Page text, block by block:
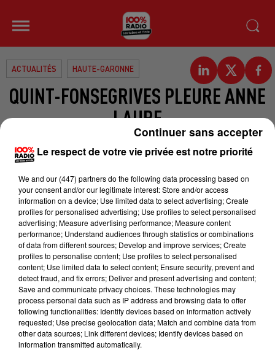
ACTUALITÉS HAUTE-GARONNE
QUINT-FONSEGRIVES PLEURE ANNE
LAURE
Une victime originaire de Haute-
Garonne recensée dans les
attentats de vendredi de Paris.
A Quint-Fonsegrives, on a appris la
disparition d’Anne-Laure Arruebo
révèle la Dépêche du Midi. Elle était
âgée de 36 ans, la malheureuse est
morte sous les balles des
terroristes dans un bar de la rue de
Charonne.
Publié : 20 novembre 2015 à 9h17
Le respect de votre vie privée est notre priorité
We and our (447) partnersdo the following data processing based on
your consent and/or our legitimate interest: Store and/or access
information on a device; Use limited data to select advertising; Create
profiles for personalised advertising; Use profiles to select personalised
advertising; Measure advertising performance; Measure content
performance; Understand audiences through statistics or combinations
of data from different sources; Develop and improve services; Create
profiles to personalise content; Use profiles to select personalised
content; Use limited data to select content; Ensure security, prevent and
detect fraud, and fix errors; Deliver and present advertising and content;
Save and communicate privacy choices. These technologies may
process personal data such as IP address and browsing data to offer
following functionalities: Identify devices based on information actively
requested; Use precise geolocation data; Match and combine data from
other data sources; Link different devices; Identify devices based on
information transmitted automatically.
Continuer sans accepter